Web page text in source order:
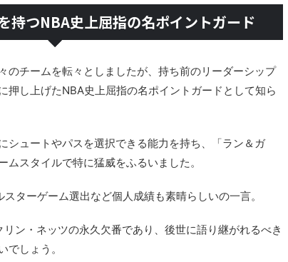
持つNBA史上屈指の名ポイントガード
のチームを転々としましたが、持ち前のリーダーシップ
押し上げたNBA史上屈指の名ポイントガードとして知ら
シュートやパスを選択できる能力を持ち、「ラン＆ガ
スタイルで特に猛威をふるいました。
ターゲーム選出など個人成績も素晴らしいの一言。
ン・ネッツの永久欠番であり、後世に語り継がれるべき
でしょう。